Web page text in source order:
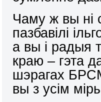
Чаму ж вы ні
пазбавілі
а вы і радыя
краю – гэта
шэрагах
вы з усім